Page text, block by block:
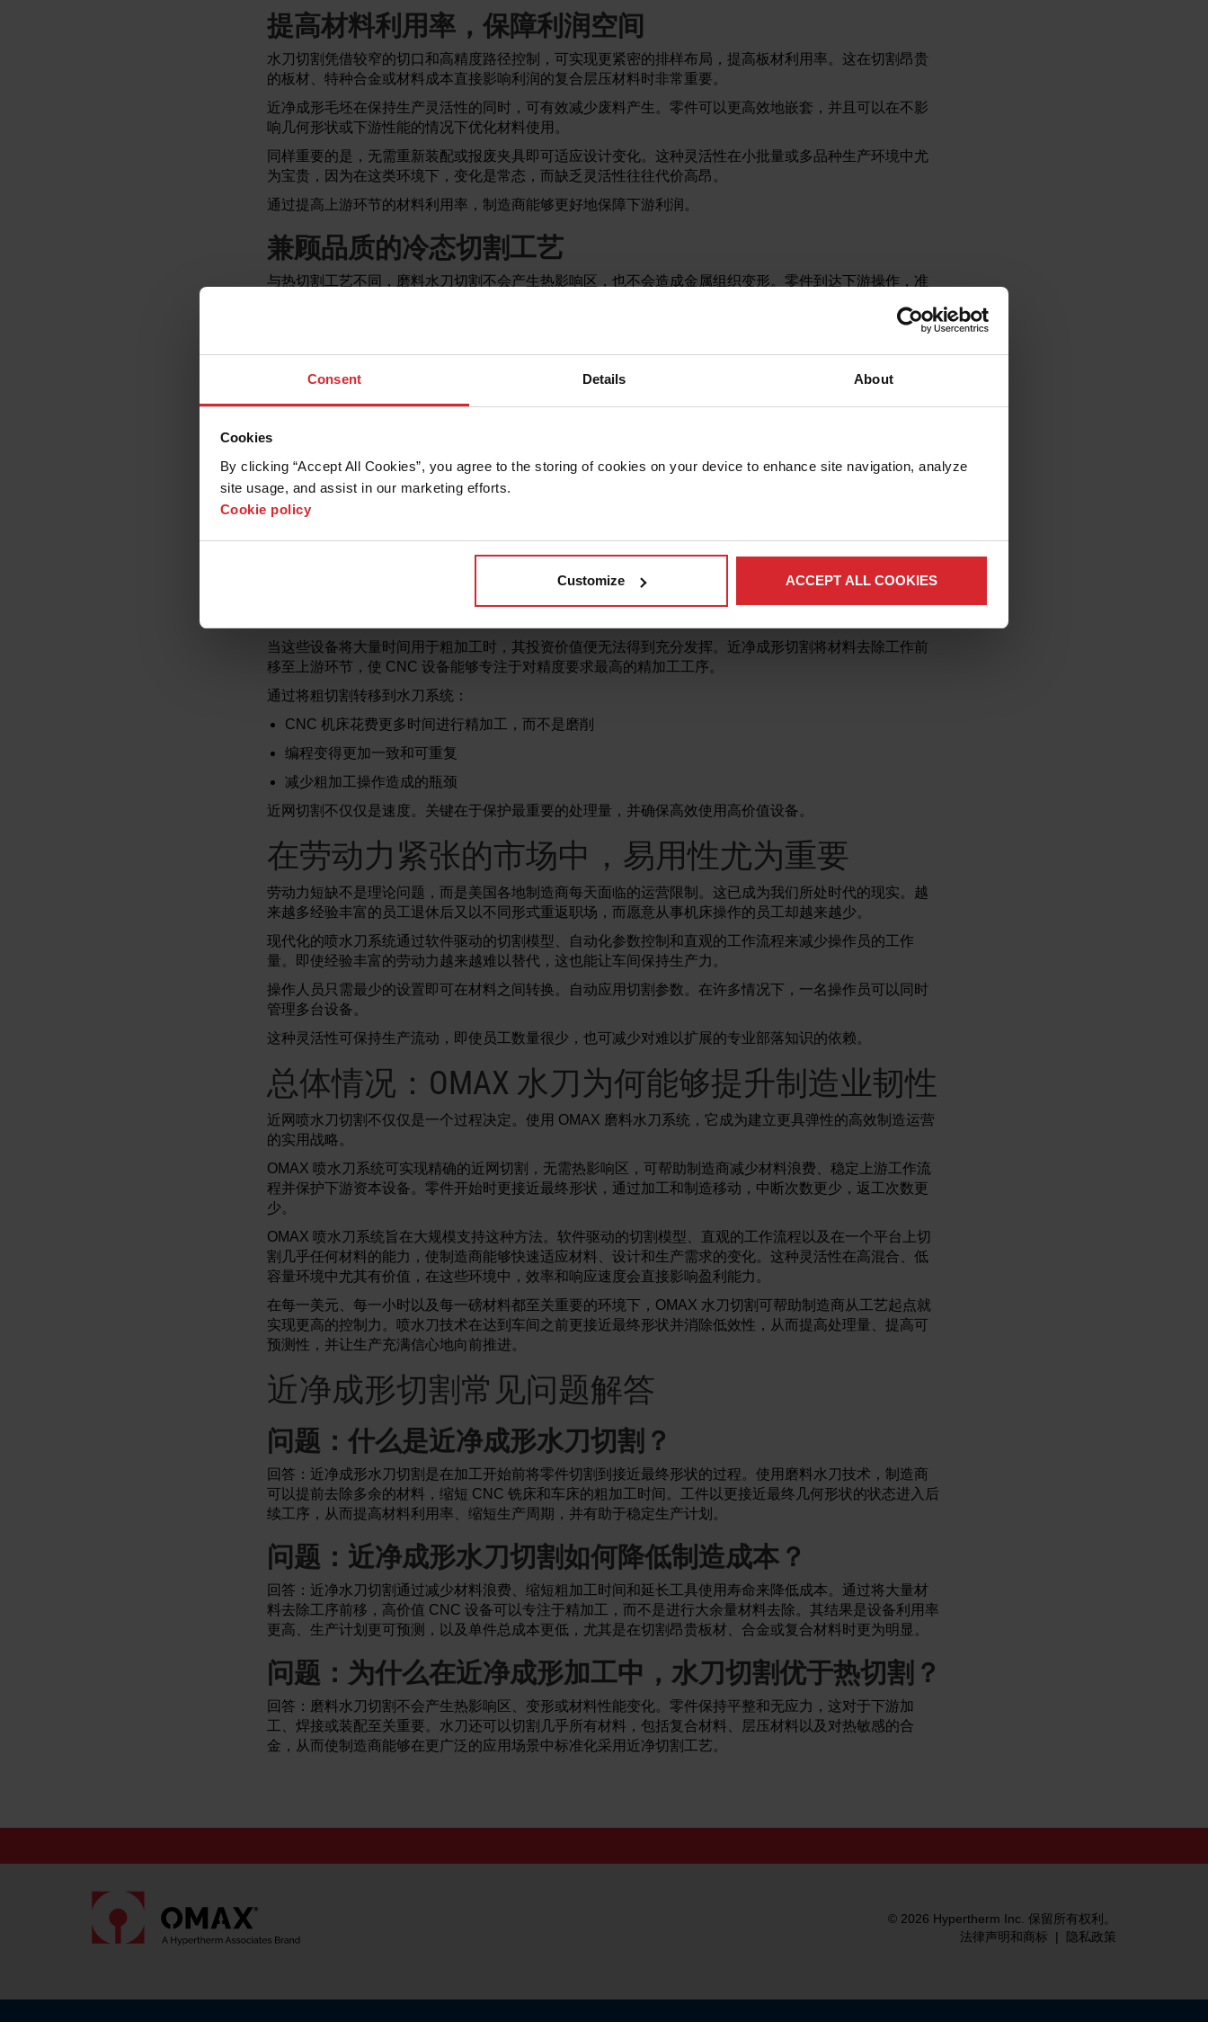
Consent Details About
Cookies
By clicking “Accept All Cookies”, you agree to the storing of cookies on your device to enhance site navigation, analyze
site usage, and assist in our marketing efforts.
Cookie policy
Customize ACCEPT ALL COOKIES
提高材料利用率，保障利润空间
水刀切割凭借较窄的切口和高精度路径控制，可实现更紧密的排样布局，提高板材利用率。这在切割昂贵
的板材、特种合金或材料成本直接影响利润的复合层压材料时非常重要。
近净成形毛坯在保持生产灵活性的同时，可有效减少废料产生。零件可以更高效地嵌套，并且可以在不影
响几何形状或下游性能的情况下优化材料使用。
同样重要的是，无需重新装配或报废夹具即可适应设计变化。这种灵活性在小批量或多品种生产环境中尤
为宝贵，因为在这类环境下，变化是常态，而缺乏灵活性往往代价高昂。
通过提高上游环节的材料利用率，制造商能够更好地保障下游利润。
兼顾品质的冷态切割工艺
与热切割工艺不同，磨料水刀切割不会产生热影响区，也不会造成金属组织变形。零件到达下游操作，准
碳纤维和复合材料结构
层压材料和多层材料
热变形、微裂纹或材料特性变化会造成下游问题，难以纠正且成本高昂。水刀通过机械而不是热去除材料
来消除这些风险。
通过单一工艺切割几乎任何材料的能力也简化了路线决策。零件不需要根据材料类型在多种切割技术之间
移动。这可减少处理、排队以及损坏或延误的风险。
让关键设备保持最高产能
当这些设备将大量时间用于粗加工时，其投资价值便无法得到充分发挥。近净成形切割将材料去除工作前
移至上游环节，使 CNC 设备能够专注于对精度要求最高的精加工工序。
通过将粗切割转移到水刀系统：
CNC 机床花费更多时间进行精加工，而不是磨削
编程变得更加一致和可重复
减少粗加工操作造成的瓶颈
近网切割不仅仅是速度。关键在于保护最重要的处理量，并确保高效使用高价值设备。
在劳动力紧张的市场中，易用性尤为重要
劳动力短缺不是理论问题，而是美国各地制造商每天面临的运营限制。这已成为我们所处时代的现实。越
来越多经验丰富的员工退休后又以不同形式重返职场，而愿意从事机床操作的员工却越来越少。
现代化的喷水刀系统通过软件驱动的切割模型、自动化参数控制和直观的工作流程来减少操作员的工作
量。即使经验丰富的劳动力越来越难以替代，这也能让车间保持生产力。
操作人员只需最少的设置即可在材料之间转换。自动应用切割参数。在许多情况下，一名操作员可以同时
管理多台设备。
这种灵活性可保持生产流动，即使员工数量很少，也可减少对难以扩展的专业部落知识的依赖。
总体情况：OMAX 水刀为何能够提升制造业韧性
近网喷水刀切割不仅仅是一个过程决定。使用 OMAX 磨料水刀系统，它成为建立更具弹性的高效制造运营
的实用战略。
OMAX 喷水刀系统可实现精确的近网切割，无需热影响区，可帮助制造商减少材料浪费、稳定上游工作流
程并保护下游资本设备。零件开始时更接近最终形状，通过加工和制造移动，中断次数更少，返工次数更
少。
OMAX 喷水刀系统旨在大规模支持这种方法。软件驱动的切割模型、直观的工作流程以及在一个平台上切
割几乎任何材料的能力，使制造商能够快速适应材料、设计和生产需求的变化。这种灵活性在高混合、低
容量环境中尤其有价值，在这些环境中，效率和响应速度会直接影响盈利能力。
在每一美元、每一小时以及每一磅材料都至关重要的环境下，OMAX 水刀切割可帮助制造商从工艺起点就
实现更高的控制力。喷水刀技术在达到车间之前更接近最终形状并消除低效性，从而提高处理量、提高可
预测性，并让生产充满信心地向前推进。
近净成形切割常见问题解答
问题：什么是近净成形水刀切割？
回答：近净成形水刀切割是在加工开始前将零件切割到接近最终形状的过程。使用磨料水刀技术，制造商
可以提前去除多余的材料，缩短 CNC 铣床和车床的粗加工时间。工件以更接近最终几何形状的状态进入后
续工序，从而提高材料利用率、缩短生产周期，并有助于稳定生产计划。
问题：近净成形水刀切割如何降低制造成本？
回答：近净水刀切割通过减少材料浪费、缩短粗加工时间和延长工具使用寿命来降低成本。通过将大量材
料去除工序前移，高价值 CNC 设备可以专注于精加工，而不是进行大余量材料去除。其结果是设备利用率
更高、生产计划更可预测，以及单件总成本更低，尤其是在切割昂贵板材、合金或复合材料时更为明显。
问题：为什么在近净成形加工中，水刀切割优于热切割？
回答：磨料水刀切割不会产生热影响区、变形或材料性能变化。零件保持平整和无应力，这对于下游加
工、焊接或装配至关重要。水刀还可以切割几乎所有材料，包括复合材料、层压材料以及对热敏感的合
金，从而使制造商能够在更广泛的应用场景中标准化采用近净切割工艺。
© 2026 Hypertherm Inc. 保留所有权利。
法律声明和商标
| 隐私政策